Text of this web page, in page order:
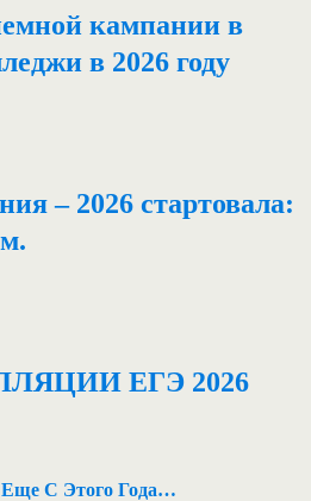
кампании в
в 2026 году
– 2026 стартовала:
ЕГЭ 2026
Еще С Этого Года…